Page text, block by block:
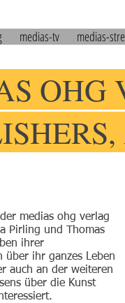
medias-tv medias-
OHG
medias ohg verlag
Pirling und Thomas
ihrer
über ihr ganzes Leben
auch an der weiteren
über die Kunst